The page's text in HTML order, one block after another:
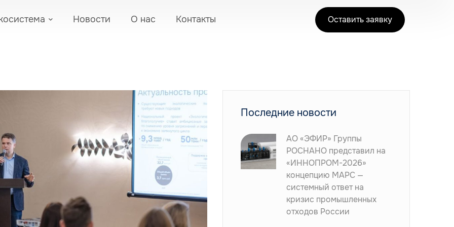
Новости О нас Контакты Оставить заявку
Последние новости
АО «ЭФИР» Группы
РОСНАНО представил на
«ИННОПРОМ-2026»
концепцию МАРС —
системный ответ на
кризис промышленных
отходов России